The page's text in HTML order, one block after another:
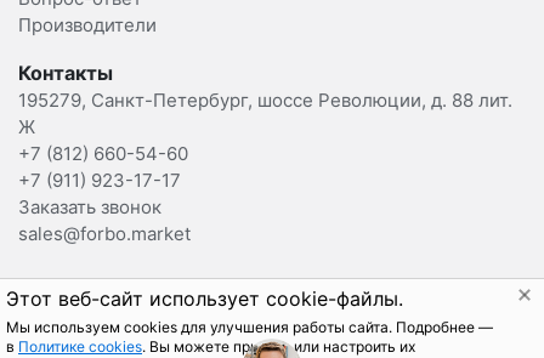
Этот веб-сайт использует cookie-файлы.
Мы используем cookies для улучшения работы сайта. Подробнее —
в Политике cookies. Вы можете принять или настроить их
Производители
Контакты
195279, Санкт-Петербург, шоссе Революции, д. 88 лит.
Ж
+7 (812) 660-54-60
+7 (911) 923-17-17
Заказать звонок
sales@forbo.market
2015-2025 Forbo.Market Вы можете отозвать
согласие на обработку данных, написав на
sales@forbo.market.